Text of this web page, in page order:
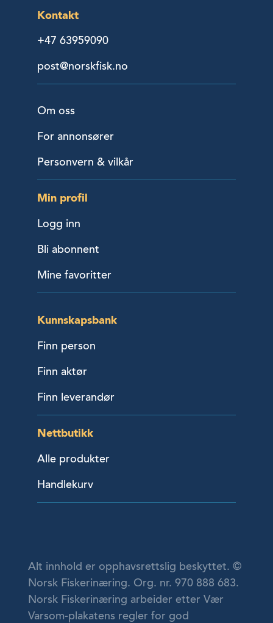
Kontakt
+47 63959090
post@norskfisk.no
Om oss
For annonsører
Personvern & vilkår
Min profil
Logg inn
Bli abonnent
Mine favoritter
Kunnskapsbank
Finn person
Finn aktør
Finn leverandør
Nettbutikk
Alle produkter
Handlekurv
Alt innhold er opphavsrettslig beskyttet. ©
Norsk Fiskerinæring. Org. nr. 970 888 683.
Norsk Fiskerinæring arbeider etter Vær
Varsom-plakatens regler for god